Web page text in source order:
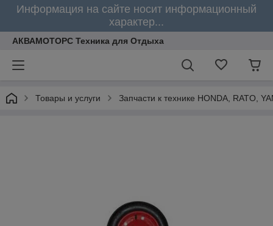
Информация на сайте носит информационный
характер...
АКВАМОТОРС Техника для Отдыха
Товары и услуги Запчасти к технике HONDA, RATO,